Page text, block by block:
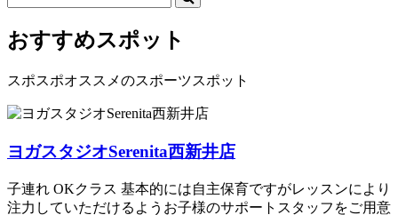
おすすめスポット
スポスポオススメのスポーツスポット
ヨガスタジオSerenita西新井店
子連れ OKクラス 基本的には自主保育ですがレッスンにより
注力していただけるようお子様のサポートスタッフをご用意